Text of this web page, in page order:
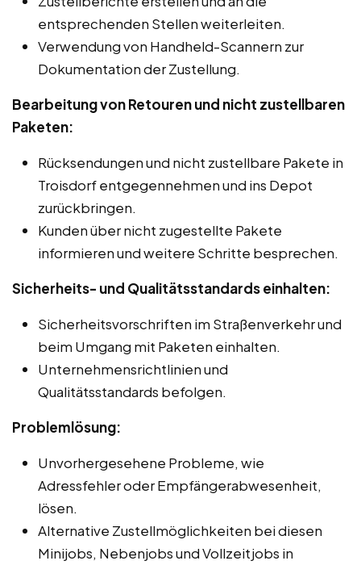
entsprechenden Stellen weiterleiten.
Verwendung von Handheld-Scannern zur
Dokumentation der Zustellung.
Bearbeitung von Retouren und nicht zustellbaren
Paketen:
Rücksendungen und nicht zustellbare Pakete in
Troisdorf entgegennehmen und ins Depot
zurückbringen.
Kunden über nicht zugestellte Pakete
informieren und weitere Schritte besprechen.
Sicherheits- und Qualitätsstandards einhalten:
Sicherheitsvorschriften im Straßenverkehr und
beim Umgang mit Paketen einhalten.
Unternehmensrichtlinien und
Qualitätsstandards befolgen.
Problemlösung:
Unvorhergesehene Probleme, wie
Adressfehler oder Empfängerabwesenheit,
lösen.
Alternative Zustellmöglichkeiten bei diesen
Minijobs, Nebenjobs und Vollzeitjobs in